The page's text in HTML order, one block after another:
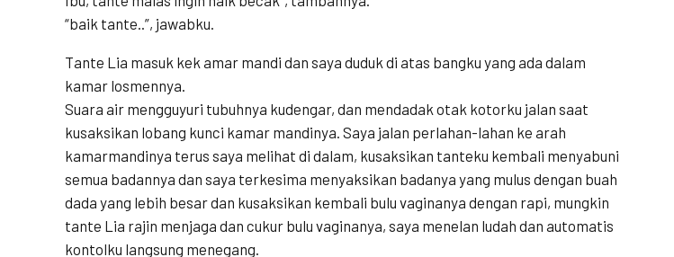
“baik tante..”, jawabku.
Tante Lia masuk kek amar mandi dan saya duduk di atas bangku yang ada dalam
kamar losmennya.
Suara air mengguyuri tubuhnya kudengar, dan mendadak otak kotorku jalan saat
kusaksikan lobang kunci kamar mandinya. Saya jalan perlahan-lahan ke arah
kamarmandinya terus saya melihat di dalam, kusaksikan tanteku kembali menyabuni
semua badannya dan saya terkesima menyaksikan badanya yang mulus dengan buah
dada yang lebih besar dan kusaksikan kembali bulu vaginanya dengan rapi, mungkin
tante Lia rajin menjaga dan cukur bulu vaginanya, saya menelan ludah dan automatis
kontolku langsung menegang.